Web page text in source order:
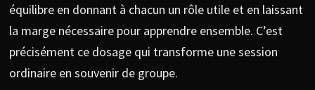
équilibre en donnant à chacun un rôle utile et en laissant
la marge nécessaire pour apprendre ensemble. C’est
précisément ce dosage qui transforme une session
ordinaire en souvenir de groupe.